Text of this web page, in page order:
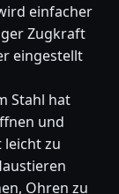
einfacher
Zugkraft
eingestellt
Stahl hat
und
leicht zu
Ohren zu